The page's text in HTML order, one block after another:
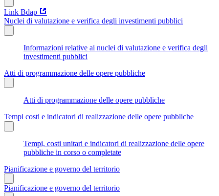
Link Bdap
Nuclei di valutazione e verifica degli investimenti pubblici
Informazioni relative ai nuclei di valutazione e verifica degli
investimenti pubblici
Atti di programmazione delle opere pubbliche
Atti di programmazione delle opere pubbliche
Tempi costi e indicatori di realizzazione delle opere pubbliche
Tempi, costi unitari e indicatori di realizzazione delle opere
pubbliche in corso o completate
Pianificazione e governo del territorio
Pianificazione e governo del territorio